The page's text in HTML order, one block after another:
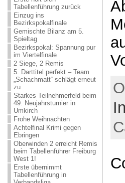
Tabellenführung zurück
Einzug ins
Bezirkspokalfinale
Gemischte Bilanz am 5.
Spieltag
Bezirkspokal: Spannung pur
im Viertelfinale
2 Siege, 2 Remis
5. Darttitel perfekt – Team
„Schachmatt“ schlägt erneut
zu
Starkes Teilnehmerfeld beim
49. Neujahrsturnier in
Umkirch
Frohe Weihnachten
Achtelfinal Krimi gegen
Ebringen
Oberwinden 2 erreicht Remis
beim Tabellenführer Freiburg
West 1!
Erste übernimmt
Tabellenführung in